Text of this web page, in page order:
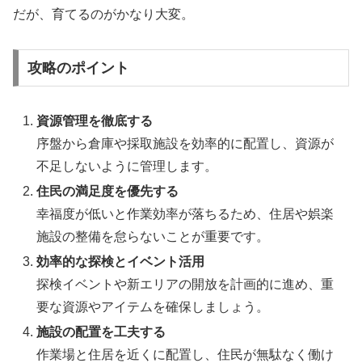
だが、育てるのがかなり大変。
攻略のポイント
資源管理を徹底する
序盤から倉庫や採取施設を効率的に配置し、資源が
不足しないように管理します。
住民の満足度を優先する
幸福度が低いと作業効率が落ちるため、住居や娯楽
施設の整備を怠らないことが重要です。
効率的な探検とイベント活用
探検イベントや新エリアの開放を計画的に進め、重
要な資源やアイテムを確保しましょう。
施設の配置を工夫する
作業場と住居を近くに配置し、住民が無駄なく働け